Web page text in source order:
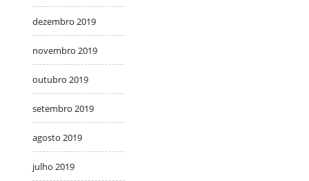
dezembro 2019
novembro 2019
outubro 2019
setembro 2019
agosto 2019
julho 2019